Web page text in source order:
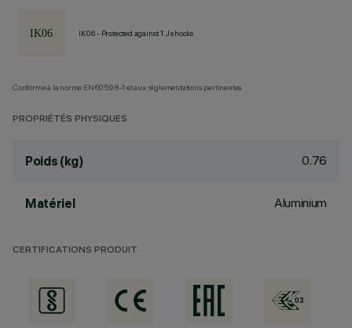
IK06 - Protected against 1 J shocks
Conforme à la norme EN60598-1 et aux réglementations pertinentes.
PROPRIÉTÉS PHYSIQUES
Poids (kg) 0.76
Matériel Aluminium
CERTIFICATIONS PRODUIT